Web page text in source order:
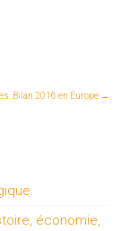
Bilan 2016 en Europe →
économie,